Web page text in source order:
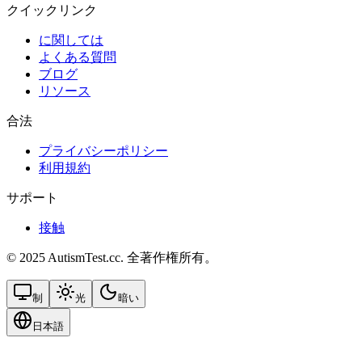
クイックリンク
に関しては
よくある質問
ブログ
リソース
合法
プライバシーポリシー
利用規約
サポート
接触
© 2025 AutismTest.cc. 全著作権所有。
制 光 暗い
日本語